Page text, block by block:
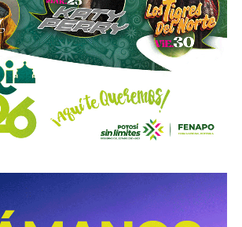
tardanza por parte de estas mismas
repintar o rescatar las señales que
en toda la ciudad, están mal pintadas,
o tapadas por árboles
compartieron videos, que criticaron al
peatones
(como si eso no fuera pan
qué no acompañaron sus post con un
“cumpla con lo establecido”,